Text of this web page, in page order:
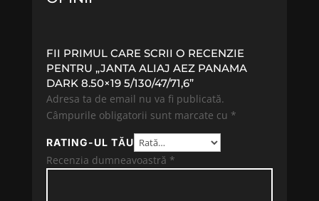
FII PRIMUL CARE SCRII O RECENZIE
PENTRU „JANTA ALIAJ AEZ PANAMA
DARK 8.50×19 5/130/47/71,6”
Adresa ta de email nu va fi publicată.
Câmpurile obligatorii sunt marcate cu *
RATING-UL TĂU
Recenzia dumneavoastră *